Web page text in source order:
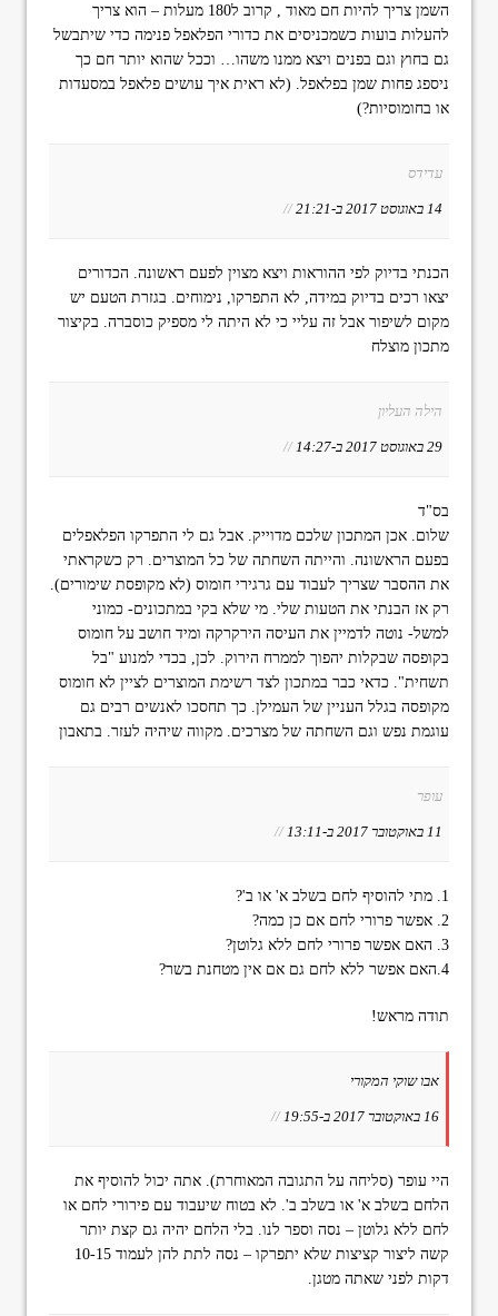
השמן צריך להיות חם מאוד , קרוב ל180 מעלות – הוא צריך
להעלות בועות כשמכניסים את כדורי הפלאפל פנימה כדי שיתבשל
גם בחוץ וגם בפנים ויצא ממנו משהו… וככל שהוא יותר חם כך
ניספג פחות שמן בפלאפל. (לא ראית איך עושים פלאפל במסעדות
או בחומוסיות?)
עדידס
14 באוגוסט 2017 ב-21:21 //
הכנתי בדיוק לפי ההוראות ויצא מצוין לפעם ראשונה. הכדורים
יצאו רכים בדיוק במידה, לא התפרקו, נימוחים. בגזרת הטעם יש
מקום לשיפור אבל זה עליי כי לא היתה לי מספיק כוסברה. בקיצור
מתכון מוצלח
הילה העליון
29 באוגוסט 2017 ב-14:27 //
בס"ד
שלום. אכן המתכון שלכם מדוייק. אבל גם לי התפרקו הפלאפלים
בפעם הראשונה. והייתה השחתה של כל המוצרים. רק כשקראתי
את ההסבר שצריך לעבוד עם גרגירי חומוס (לא מקופסת שימורים).
רק אז הבנתי את הטעות שלי. מי שלא בקי במתכונים- כמוני
למשל- נוטה לדמיין את העיסה הירקרקה ומיד חושב על חומוס
בקופסה שבקלות יהפוך לממרח הירוק. לכן, בכדי למנוע "בל
תשחית". כדאי כבר במתכון לצד רשימת המוצרים לציין לא חומוס
מקופסה בגלל העניין של העמילן. כך תחסכו לאנשים רבים גם
עוגמת נפש וגם השחתה של מצרכים. מקווה שיהיה לעזר. בתאבון
עופר
11 באוקטובר 2017 ב-13:11 //
1. מתי להוסיף לחם בשלב א' או ב'?
2. אפשר פרורי לחם אם כן כמה?
3. האם אפשר פרורי לחם ללא גלוטן?
4.האם אפשר ללא לחם גם אם אין מטחנת בשר?
תודה מראש!
אבו שוקי המקורי
16 באוקטובר 2017 ב-19:55 //
היי עופר (סליחה על התגובה המאוחרת). אתה יכול להוסיף את
הלחם בשלב א' או בשלב ב'. לא בטוח שיעבוד עם פירורי לחם או
לחם ללא גלוטן – נסה וספר לנו. בלי הלחם יהיה גם קצת יותר
קשה ליצור קציצות שלא יתפרקו – נסה לתת להן לעמוד 10-15
דקות לפני שאתה מטגן.